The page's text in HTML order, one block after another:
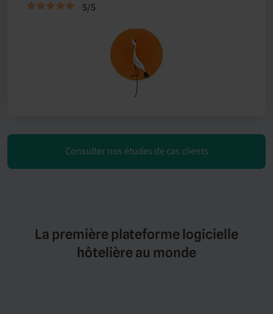
5/5
Consulter nos études de cas clients
La première plateforme logicielle
hôtelière au monde